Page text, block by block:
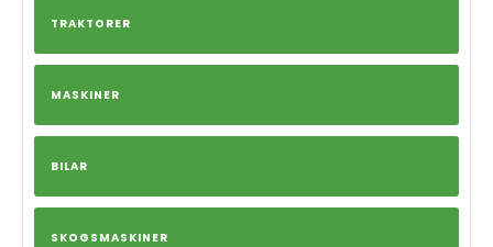
TRAKTORER
MASKINER
BILAR
SKOGSMASKINER